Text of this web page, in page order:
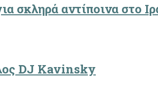
σκληρά αντίποινα στο
DJ Kavinsky